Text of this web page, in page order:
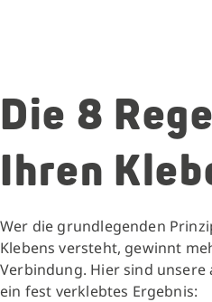
Die 8
Ihren
Wer die grundlegenden
Klebens versteht, gewinnt
Verbindung. Hier sind
ein fest verklebtes Ergebnis: